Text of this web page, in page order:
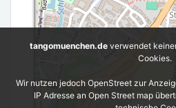
tangomuenchen.de verwendet
Cookies.
Wir nutzen jedoch OpenStreet zur
IP Adresse an Open Street map